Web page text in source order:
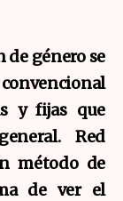
de género se
y fijas que
Red
método de
de ver el